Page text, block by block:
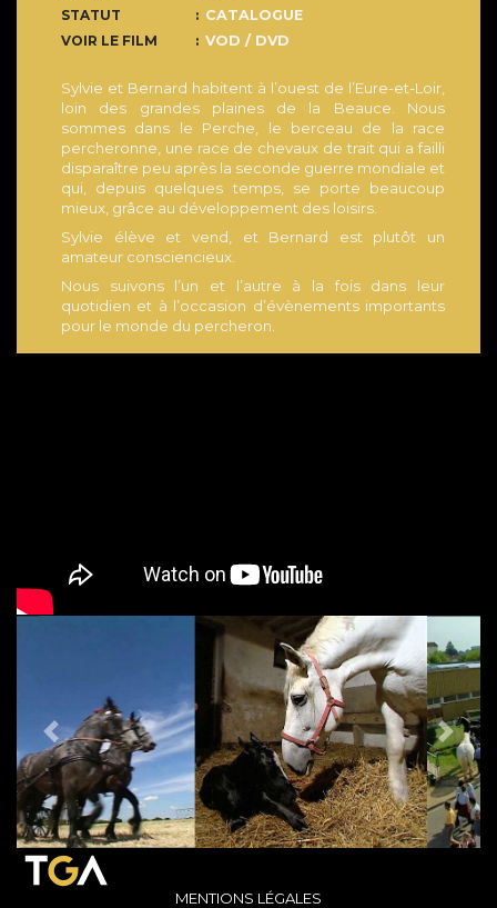
STATUT
CATALOGUE
VOIR LE FILM
VOD / DVD
Sylvie et Bernard habitent à l’ouest de l’Eure-et-Loir,
loin des grandes plaines de la Beauce. Nous
sommes dans le Perche, le berceau de la race
percheronne, une race de chevaux de trait qui a failli
disparaître peu après la seconde guerre mondiale et
qui, depuis quelques temps, se porte beaucoup
mieux, grâce au développement des loisirs.
Sylvie élève et vend, et Bernard est plutôt un
amateur consciencieux.
Nous suivons l’un et l’autre à la fois dans leur
quotidien et à l’occasion d’évènements importants
pour le monde du percheron.
PREVIOUS
MENTIONS LÉGALES